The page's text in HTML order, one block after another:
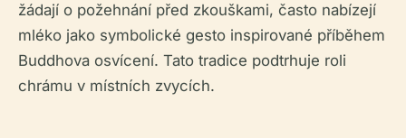
žádají o požehnání před zkouškami, často nabízejí
mléko jako symbolické gesto inspirované příběhem
Buddhova osvícení. Tato tradice podtrhuje roli
chrámu v místních zvycích.